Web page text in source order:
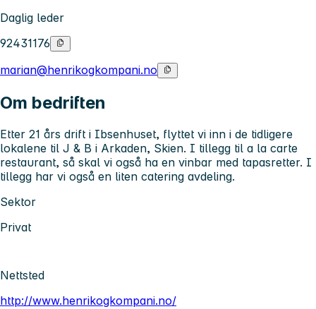
Daglig leder
92431176
marian@henrikogkompani.no
Om bedriften
Etter 21 års drift i Ibsenhuset, flyttet vi inn i de tidligere
lokalene til J & B i Arkaden, Skien. I tillegg til a la carte
restaurant, så skal vi også ha en vinbar med tapasretter. I
tillegg har vi også en liten catering avdeling.
Sektor
Privat
Nettsted
http://www.henrikogkompani.no/